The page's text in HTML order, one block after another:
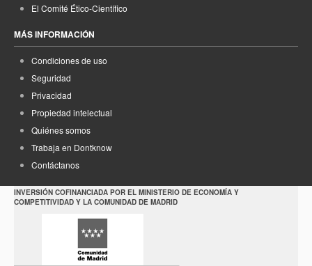
El Comité Ético-Científico
MÁS INFORMACIÓN
Condiciones de uso
Seguridad
Privacidad
Propiedad intelectual
Quiénes somos
Trabaja en Dontknow
Contáctanos
INVERSIÓN COFINANCIADA POR EL MINISTERIO DE ECONOMÍA Y
COMPETITIVIDAD Y LA COMUNIDAD DE MADRID